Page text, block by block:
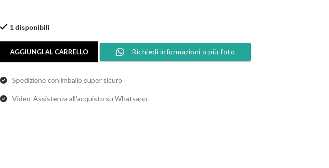
1 disponibili
AGGIUNGI AL CARRELLO Richiedi informazioni o più foto
Spedizione con imballo super sicuro
Video-Assistenza all'acquisto su Whatsapp